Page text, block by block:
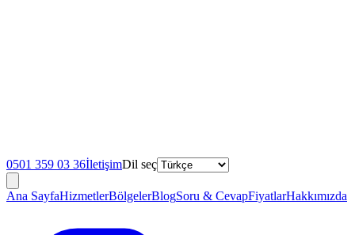
0501 359 03 36İletişimDil seç
Ana SayfaHizmetlerBölgelerBlogSoru & CevapFiyatlarHakkımızda